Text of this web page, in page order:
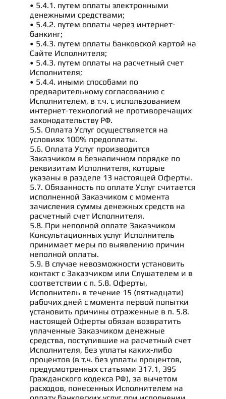
• 5.4.1. путем оплаты электронными
денежными средствами;
• 5.4.2. путем оплаты через интернет-
банкинг;
• 5.4.3. путем оплаты банковской картой на
Сайте Исполнителя;
• 5.4.3. путем оплаты на расчетный счет
Исполнителя;
• 5.4.4. иными способами по
предварительному согласованию с
Исполнителем, в т.ч. с использованием
интернет-технологий не противоречащих
законодательству РФ.
5.5. Оплата Услуг осуществляется на
условиях 100% предоплаты.
5.6. Оплата Услуг производится
Заказчиком в безналичном порядке по
реквизитам Исполнителя, которые
указаны в разделе 13 настоящей Оферты.
5.7. Обязанность по оплате Услуг считается
исполненной Заказчиком с момента
зачисления суммы денежных средств на
расчетный счет Исполнителя.
5.8. При неполной оплате Заказчиком
Консультационных услуг Исполнитель
принимает меры по выявлению причин
неполной оплаты.
5.9. В случае невозможности установить
контакт с Заказчиком или Слушателем и в
соответствии с п. 5.8. Оферты,
Исполнитель в течение 15 (пятнадцати)
рабочих дней с момента первой попытки
установить причины отраженные в п. 5.8.
настоящей Оферты обязан возвратить
уплаченные Заказчиком денежные
средства, поступившие на расчетный счет
Исполнителя, без уплаты каких-либо
процентов (в т.ч. без уплаты процентов,
предусмотренных статьями 317.1, 395
Гражданского кодекса РФ), за вычетом
расходов, понесенных Исполнителем на